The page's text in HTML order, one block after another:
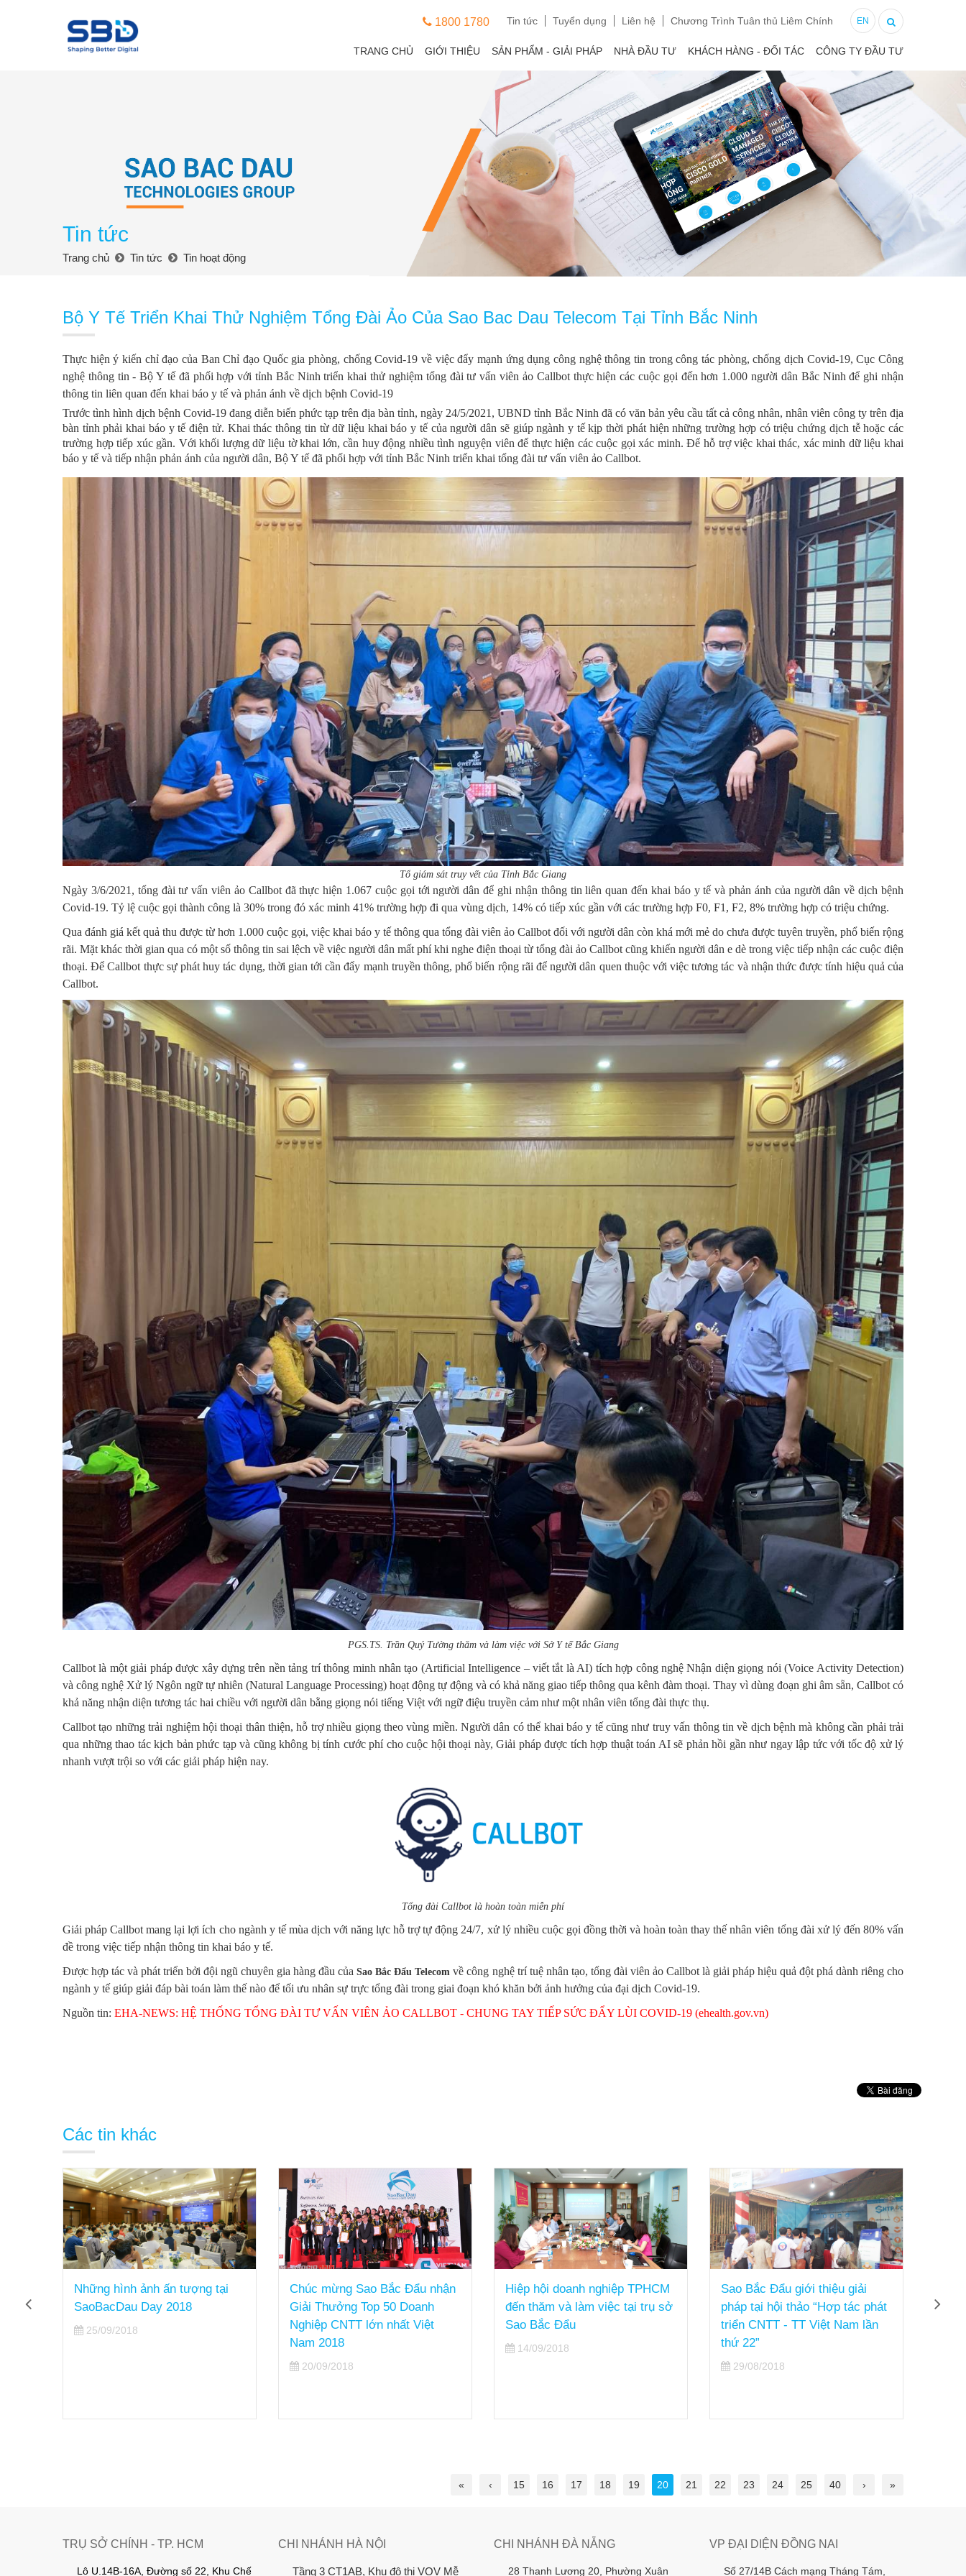
1800 1780 Tin tức Tuyển dụng Liên hệ Chương Trình Tuân thủ Liêm Chính EN
TRANG CHỦ GIỚI THIỆU SẢN PHẨM - GIẢI PHÁP NHÀ ĐẦU TƯ KHÁCH HÀNG - ĐỐI TÁC CÔNG TY ĐẦU TƯ
Tin tức
Trang chủ Tin tức Tin hoạt động
Bộ Y Tế Triển Khai Thử Nghiệm Tổng Đài Ảo Của Sao Bac Dau Telecom Tại Tỉnh Bắc Ninh
Thực hiện ý kiến chỉ đạo của Ban Chỉ đạo Quốc gia phòng, chống Covid-19 về việc đẩy mạnh ứng dụng công nghệ thông tin trong công tác phòng, chống dịch Covid-19, Cục Công
nghệ thông tin - Bộ Y tế đã phối hợp với tỉnh Bắc Ninh triển khai thử nghiệm tổng đài tư vấn viên ảo Callbot thực hiện các cuộc gọi đến hơn 1.000 người dân Bắc Ninh để ghi nhận
thông tin liên quan đến khai báo y tế và phản ánh về dịch bệnh Covid-19
Trước tình hình dịch bệnh Covid-19 đang diễn biến phức tạp trên địa bàn tỉnh, ngày 24/5/2021, UBND tỉnh Bắc Ninh đã có văn bản yêu cầu tất cả công nhân, nhân viên công ty trên địa
bàn tỉnh phải khai báo y tế điện tử. Khai thác thông tin từ dữ liệu khai báo y tế của người dân sẽ giúp ngành y tế kịp thời phát hiện những trường hợp có triệu chứng dịch tễ hoặc các
trường hợp tiếp xúc gần. Với khối lượng dữ liệu tờ khai lớn, cần huy động nhiều tình nguyện viên để thực hiện các cuộc gọi xác minh. Để hỗ trợ việc khai thác, xác minh dữ liệu khai
báo y tế và tiếp nhận phản ánh của người dân, Bộ Y tế đã phối hợp với tỉnh Bắc Ninh triển khai tổng đài tư vấn viên ảo Callbot.
Tổ giám sát truy vết của Tỉnh Bắc Giang
Ngày 3/6/2021, tổng đài tư vấn viên ảo Callbot đã thực hiện 1.067 cuộc gọi tới người dân để ghi nhận thông tin liên quan đến khai báo y tế và phản ánh của người dân về dịch bệnh
Covid-19. Tỷ lệ cuộc gọi thành công là 30% trong đó xác minh 41% trường hợp đi qua vùng dịch, 14% có tiếp xúc gần với các trường hợp F0, F1, F2, 8% trường hợp có triệu chứng.
Qua đánh giá kết quả thu được từ hơn 1.000 cuộc gọi, việc khai báo y tế thông qua tổng đài viên ảo Callbot đối với người dân còn khá mới mẻ do chưa được tuyên truyền, phổ biến rộng
rãi. Mặt khác thời gian qua có một số thông tin sai lệch về việc người dân mất phí khi nghe điện thoại từ tổng đài ảo Callbot cũng khiến người dân e dè trong việc tiếp nhận các cuộc điện
thoại. Để Callbot thực sự phát huy tác dụng, thời gian tới cần đẩy mạnh truyền thông, phổ biến rộng rãi để người dân quen thuộc với việc tương tác và nhận thức được tính hiệu quả của
Callbot.
PGS.TS. Trần Quý Tường thăm và làm việc với Sở Y tế Bắc Giang
Callbot là một giải pháp được xây dựng trên nền tảng trí thông minh nhân tạo (Artificial Intelligence – viết tắt là AI) tích hợp công nghệ Nhận diện giọng nói (Voice Activity Detection)
và công nghệ Xử lý Ngôn ngữ tự nhiên (Natural Language Processing) hoạt động tự động và có khả năng giao tiếp thông qua kênh đàm thoại. Thay vì dùng đoạn ghi âm sẵn, Callbot có
khả năng nhận diện tương tác hai chiều với người dân bằng giọng nói tiếng Việt với ngữ điệu truyền cảm như một nhân viên tổng đài thực thụ.
Callbot tạo những trải nghiệm hội thoại thân thiện, hỗ trợ nhiều giọng theo vùng miền. Người dân có thể khai báo y tế cũng như truy vấn thông tin về dịch bệnh mà không cần phải trải
qua những thao tác kịch bản phức tạp và cũng không bị tính cước phí cho cuộc hội thoại này, Giải pháp được tích hợp thuật toán AI sẽ phản hồi gần như ngay lập tức với tốc độ xử lý
nhanh vượt trội so với các giải pháp hiện nay.
Tổng đài Callbot là hoàn toàn miễn phí
Giải pháp Callbot mang lại lợi ích cho ngành y tế mùa dịch với năng lực hỗ trợ tự động 24/7, xử lý nhiều cuộc gọi đồng thời và hoàn toàn thay thế nhân viên tổng đài xử lý đến 80% vấn
đề trong việc tiếp nhận thông tin khai báo y tế.
Được hợp tác và phát triển bởi đội ngũ chuyên gia hàng đầu củaSao Bắc Đẩu Telecom về công nghệ trí tuệ nhân tạo, tổng đài viên ảo Callbot là giải pháp hiệu quả đột phá dành riêng cho
ngành y tế giúp giải đáp bài toán làm thế nào để tối ưu nhân sự trực tổng đài trong giai đoạn khó khăn bởi ảnh hưởng của đại dịch Covid-19.
Nguồn tin: EHA-NEWS: HỆ THỐNG TỔNG ĐÀI TƯ VẤN VIÊN ẢO CALLBOT - CHUNG TAY TIẾP SỨC ĐẨY LÙI COVID-19 (ehealth.gov.vn)
Các tin khác
Chúc mừng Sao Bắc Đẩu nhận
Giải Thưởng Top 50 Doanh
Nghiệp CNTT lớn nhất Việt
Hiệp hội doanh nghiệp TPHCM
đến thăm và làm việc tại trụ sở
Sao Bắc Đẩu
14/09/2018
Sao Bắc Đẩu giới thiệu giải
pháp tại hội thảo “Hợp tác phát
triển CNTT - TT Việt Nam lần
thứ 22”
THÔNG BÁO NGHỈ LỄ QUỐC
KHÁNH 2/9
27/08/2018
dịch
« ‹ 15 16 17 18 19 20 21 22 23 24 25 40 › »
TRỤ SỞ CHÍNH - TP. HCM
Lô U.14B-16A, Đường số 22, Khu Chế
CHI NHÁNH HÀ NỘI
Tầng 3 CT1AB, Khu đô thị VOV Mễ
CHI NHÁNH ĐÀ NẴNG
28 Thanh Lương 20, Phường Xuân
VP ĐẠI DIỆN ĐỒNG NAI
Số 27/14B Cách mạng Tháng Tám,